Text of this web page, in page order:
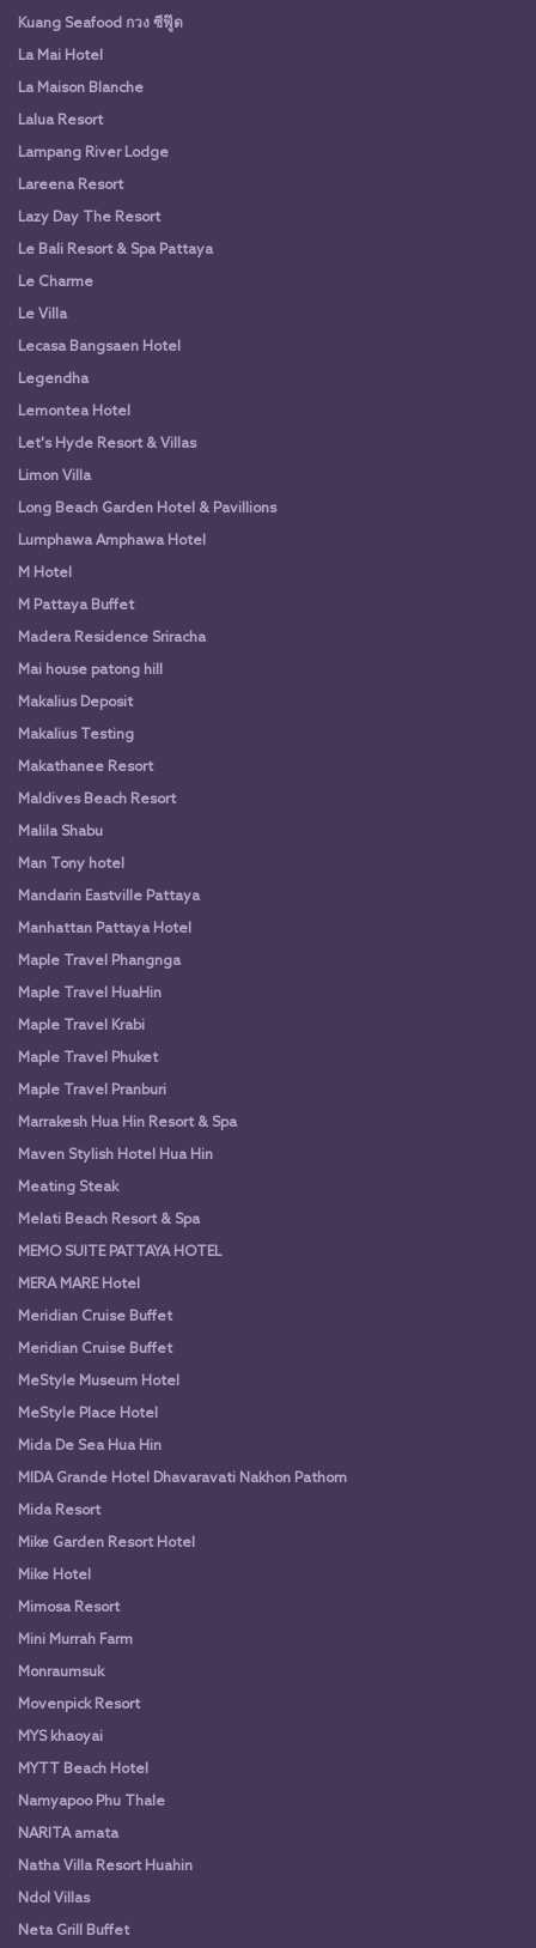
Kuang Seafood กวง ซีฟู๊ด
La Mai Hotel
La Maison Blanche
Lalua Resort
Lampang River Lodge
Lareena Resort
Lazy Day The Resort
Le Bali Resort & Spa Pattaya
Le Charme
Le Villa
Lecasa Bangsaen Hotel
Legendha
Lemontea Hotel
Let's Hyde Resort & Villas
Limon Villa
Long Beach Garden Hotel & Pavillions
Lumphawa Amphawa Hotel
M Hotel
M Pattaya Buffet
Madera Residence Sriracha
Mai house patong hill
Makalius Deposit
Makalius Testing
Makathanee Resort
Maldives Beach Resort
Malila Shabu
Man Tony hotel
Mandarin Eastville Pattaya
Manhattan Pattaya Hotel
Maple Travel Phangnga
Maple Travel HuaHin
Maple Travel Krabi
Maple Travel Phuket
Maple Travel Pranburi
Marrakesh Hua Hin Resort & Spa
Maven Stylish Hotel Hua Hin
Meating Steak
Melati Beach Resort & Spa
MEMO SUITE PATTAYA HOTEL
MERA MARE Hotel
Meridian Cruise Buffet
Meridian Cruise Buffet
MeStyle Museum Hotel
MeStyle Place Hotel
Mida De Sea Hua Hin
MIDA Grande Hotel Dhavaravati Nakhon Pathom
Mida Resort
Mike Garden Resort Hotel
Mike Hotel
Mimosa Resort
Mini Murrah Farm
Monraumsuk
Movenpick Resort
MYS khaoyai
MYTT Beach Hotel
Namyapoo Phu Thale
NARITA amata
Natha Villa Resort Huahin
Ndol Villas
Neta Grill Buffet